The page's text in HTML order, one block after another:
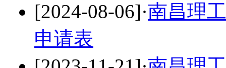
[2024-08-06]·南昌理
申请表